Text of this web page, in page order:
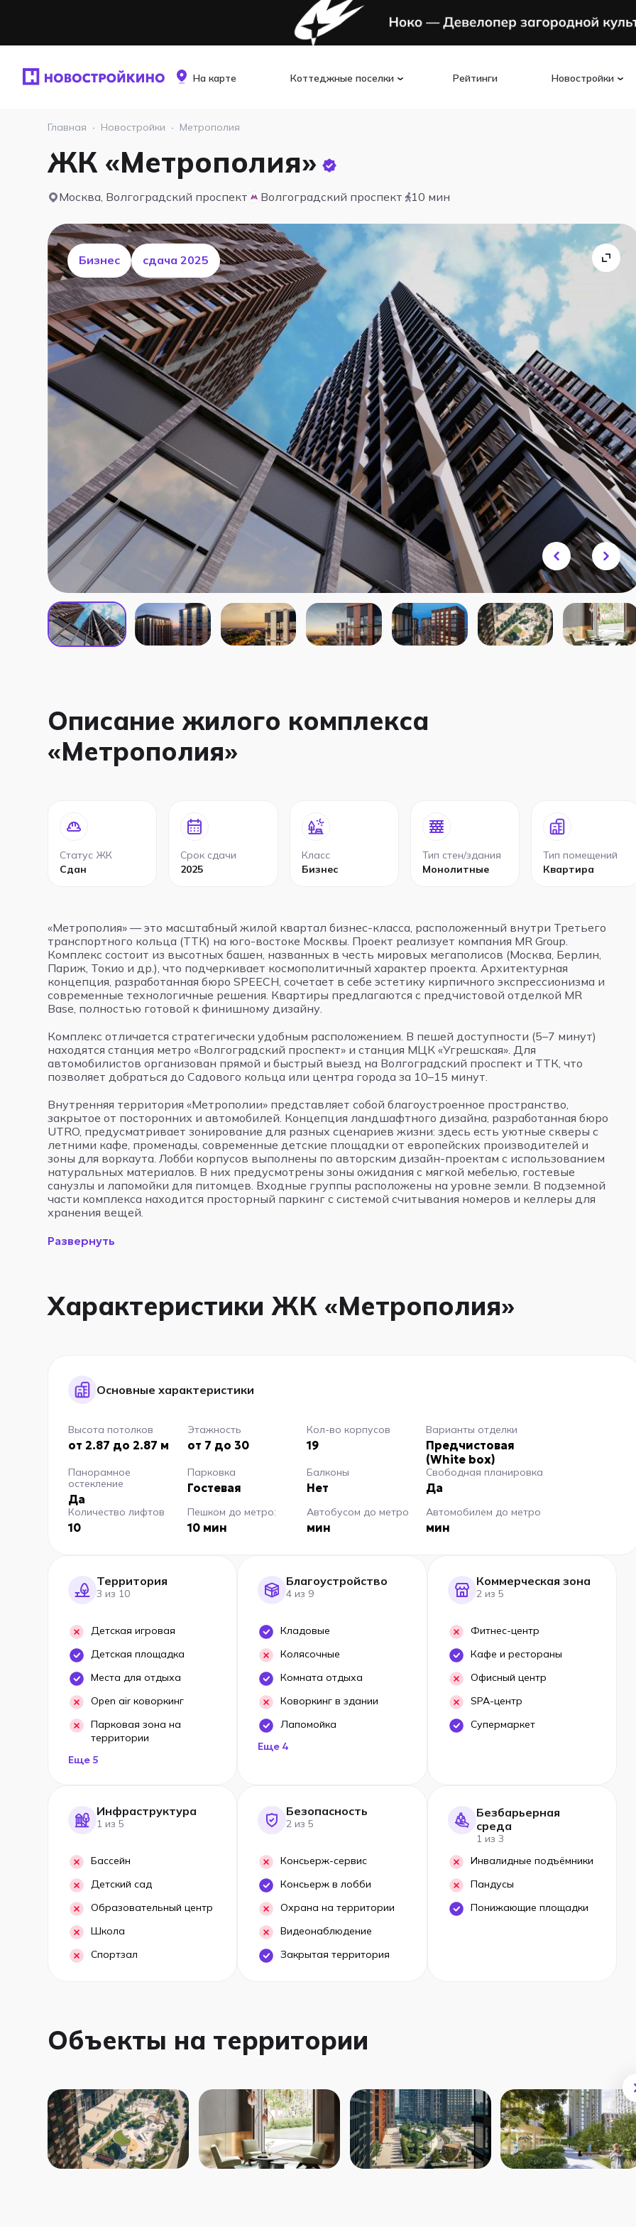
На карте Коттеджные поселки Рейтинги Новостройки
Главная · Новостройки · Метрополия
ЖК «Метрополия»
Москва, Волгоградский проспект Волгоградский проспект 10 мин
Бизнес cдача 2025
Описание жилого комплекса
«Метрополия»
Статус ЖК
Сдан
Срок сдачи
2025
Класс
Бизнес
Тип стен/здания
Монолитные
Тип помещений
Квартира
«Метрополия» — это масштабный жилой квартал бизнес-класса, расположенный внутри Третьего
транспортного кольца (ТТК) на юго-востоке Москвы. Проект реализует компания MR Group.
Комплекс состоит из высотных башен, названных в честь мировых мегаполисов (Москва, Берлин,
Париж, Токио и др.), что подчеркивает космополитичный характер проекта. Архитектурная
концепция, разработанная бюро SPEECH, сочетает в себе эстетику кирпичного экспрессионизма и
современные технологичные решения. Квартиры предлагаются с предчистовой отделкой MR
Base, полностью готовой к финишному дизайну.
Комплекс отличается стратегически удобным расположением. В пешей доступности (5–7 минут)
находятся станция метро «Волгоградский проспект» и станция МЦК «Угрешская». Для
автомобилистов организован прямой и быстрый выезд на Волгоградский проспект и ТТК, что
позволяет добраться до Садового кольца или центра города за 10–15 минут.
Внутренняя территория «Метрополии» представляет собой благоустроенное пространство,
закрытое от посторонних и автомобилей. Концепция ландшафтного дизайна, разработанная бюро
UTRO, предусматривает зонирование для разных сценариев жизни: здесь есть уютные скверы с
летними кафе, променады, современные детские площадки от европейских производителей и
зоны для воркаута. Лобби корпусов выполнены по авторским дизайн-проектам с использованием
натуральных материалов. В них предусмотрены зоны ожидания с мягкой мебелью, гостевые
санузлы и лапомойки для питомцев. Входные группы расположены на уровне земли. В подземной
части комплекса находится просторный паркинг с системой считывания номеров и келлеры для
хранения вещей.
Развернуть
Характеристики ЖК «Метрополия»
Основные характеристики
Высота потолков
от 2.87 до 2.87 м
Этажность
от 7 до 30
Кол-во корпусов
19
Варианты отделки
Предчистовая
(White box)
Панорамное
остекление
Да
Парковка
Гостевая
Балконы
Нет
Свободная планировка
Да
Количество лифтов
10
Пешком до метро:
10 мин
Автобусом до метро
мин
Автомобилем до метро
мин
Территория
3 из 10
Детская игровая
Детская площадка
Места для отдыха
Open air коворкинг
Парковая зона на
территории
Еще 5
Благоустройство
4 из 9
Кладовые
Колясочные
Комната отдыха
Коворкинг в здании
Лапомойка
Еще 4
Коммерческая зона
2 из 5
Фитнес-центр
Кафе и рестораны
Офисный центр
SPA-центр
Супермаркет
Инфраструктура
1 из 5
Бассейн
Детский сад
Образовательный центр
Школа
Спортзал
Безопасность
2 из 5
Консьерж-сервис
Консьерж в лобби
Охрана на территории
Видеонаблюдение
Закрытая территория
Безбарьерная
среда
1 из 3
Инвалидные подъёмники
Пандусы
Понижающие площадки
Объекты на территории